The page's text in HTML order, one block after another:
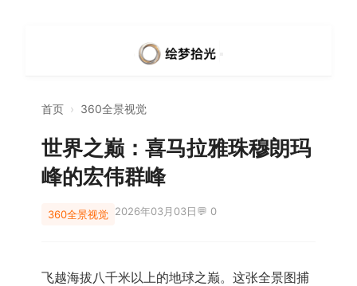
首页 › 360全景视觉
世界之巅：喜马拉雅珠穆朗玛
峰的宏伟群峰
360全景视觉 2026年03月03日💬 0
飞越海拔八千米以上的地球之巅。这张全景图捕